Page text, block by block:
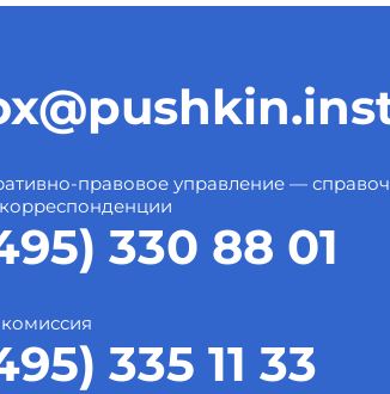
правовое управление —
330 88 01
335 11 33